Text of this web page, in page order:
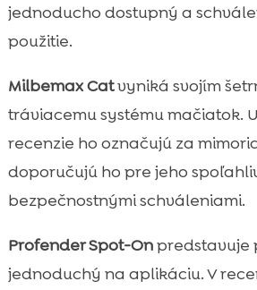
jednoducho dostupný a
použitie.
Milbemax Catvyniká svojím
tráviacemu systému mačiatok.
recenzie ho označujú za
doporučujú ho pre jeho
bezpečnostnými schváleniami.
Profender Spot-Onpredstavuje
jednoduchý na aplikáciu. V